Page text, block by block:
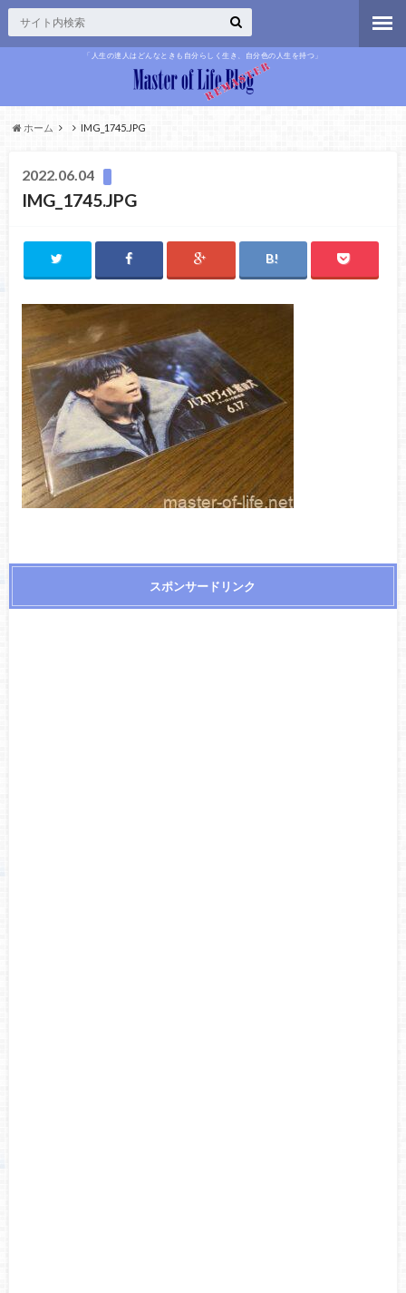
「人生の達人はどんなときも自分らしく生き、自分色の人生を持つ」
ホーム IMG_1745.JPG
2022.06.04
IMG_1745.JPG
スポンサードリンク